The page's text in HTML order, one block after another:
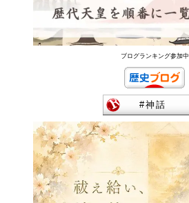
ブログランキング参加中